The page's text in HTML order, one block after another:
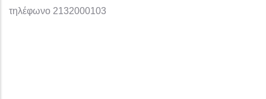
τηλέφωνο 2132000103